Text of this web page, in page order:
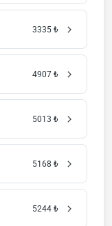
3335 ₺
4907 ₺
5013 ₺
5168 ₺
5244 ₺